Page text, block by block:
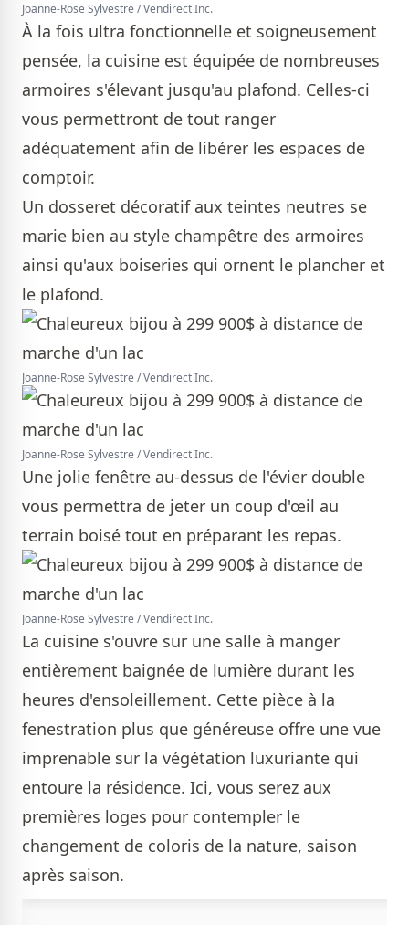
Joanne-Rose Sylvestre / Vendirect Inc.
À la fois ultra fonctionnelle et soigneusement
pensée, la cuisine est équipée de nombreuses
armoires s'élevant jusqu'au plafond. Celles-ci
vous permettront de tout ranger
adéquatement afin de libérer les espaces de
comptoir.
Un dosseret décoratif aux teintes neutres se
marie bien au style champêtre des armoires
ainsi qu'aux boiseries qui ornent le plancher et
le plafond.
Joanne-Rose Sylvestre / Vendirect Inc.
Joanne-Rose Sylvestre / Vendirect Inc.
Une jolie fenêtre au-dessus de l'évier double
vous permettra de jeter un coup d'œil au
terrain boisé tout en préparant les repas.
Joanne-Rose Sylvestre / Vendirect Inc.
La cuisine s'ouvre sur une salle à manger
entièrement baignée de lumière durant les
heures d'ensoleillement. Cette pièce à la
fenestration plus que généreuse offre une vue
imprenable sur la végétation luxuriante qui
entoure la résidence. Ici, vous serez aux
premières loges pour contempler le
changement de coloris de la nature, saison
après saison.